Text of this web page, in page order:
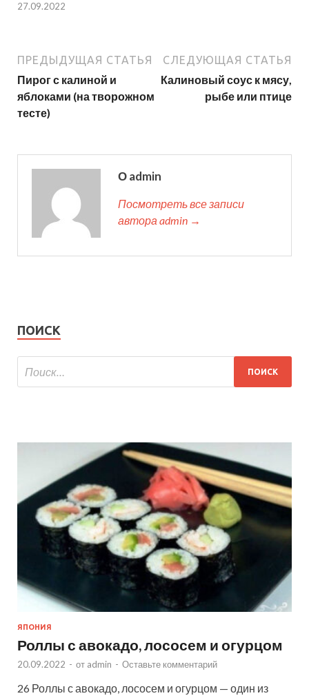
27.09.2022
ПРЕДЫДУЩАЯ СТАТЬЯ
Пирог с калиной и
яблоками (на творожном
тесте)
СЛЕДУЮЩАЯ СТАТЬЯ
Калиновый соус к мясу,
рыбе или птице
О admin
Посмотреть все записи
автора admin →
ПОИСК
ЯПОНИЯ
Роллы с авокадо, лососем и огурцом
20.09.2022 - от admin - Оставьте комментарий
26 Роллы с авокадо, лососем и огурцом — один из